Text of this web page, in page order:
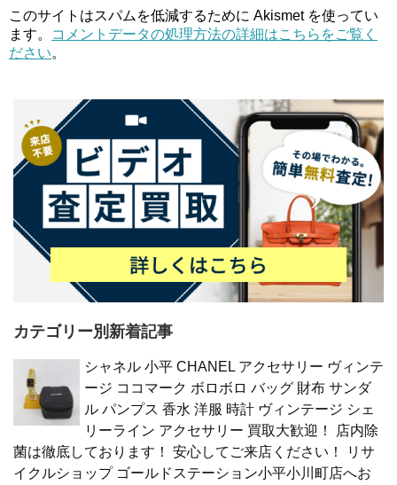
このサイトはスパムを低減するために Akismet を使ってい
ます。
コメントデータの処理方法の詳細はこちらをご覧く
ださい。
カテゴリー別新着記事
シャネル 小平 CHANEL アクセサリー ヴィンテ
ージ ココマーク ボロボロ バッグ 財布 サンダ
ル パンプス 香水 洋服 時計 ヴィンテージ シェ
リーライン アクセサリー 買取大歓迎！ 店内除
菌は徹底しております！ 安心してご来店ください！ リサ
イクルショップ ゴールドステーション小平小川町店へお